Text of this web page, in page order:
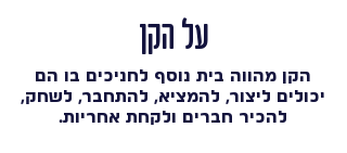
על הקן
הקן מהווה בית נוסף לחניכים בו הם
יכולים ליצור, להמציא, להתחבר, לשחק,
להכיר חברים ולקחת אחריות.